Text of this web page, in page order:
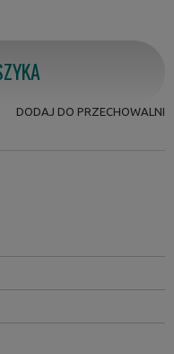
DODAJ DO PRZECHOWALNI